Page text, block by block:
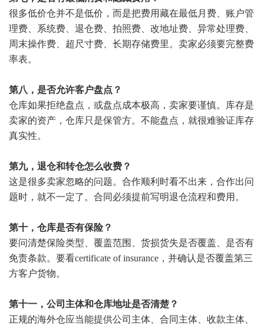
很多低价仓并不是低价，而是把费用藏在最低月费、账户管
理费、系统费、退仓费、拍照费、改地址费、异常处理费、
周末操作费、超尺寸费、长期存储费里。卖家必须要完整费
率表。
第八，是否允许客户盘点？
仓库如果拒绝盘点，或盘点成本极高，卖家要谨慎。库存是
卖家的资产，仓库只是保管方。不能盘点，就很难验证库存
真实性。
第九，退仓和转仓怎么收费？
这是很多卖家忽略的问题。合作顺利时看不出来，合作出问
题时，就不一定了。合同必须提前写明退仓流程和费用。
第十，仓库是否有保险？
要问清楚保险类型、覆盖范围、货损货失是否覆盖、是否有
免责条款。要看certificate of insurance，并确认是否覆盖第三
方客户货物。
第十一，公司主体和仓库地址是否清楚？
正规的海外仓应当能提供公司主体、合同主体、收款主体、